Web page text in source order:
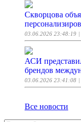
Скворцова
03.06.2026 23:48:19
АСИ
брендов
03.06.2026 23:41:08
Все новости